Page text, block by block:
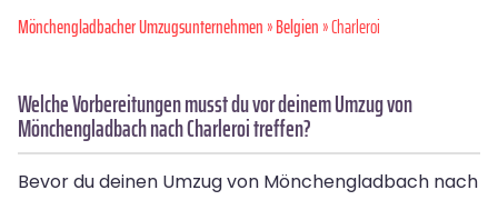
Mönchen­gladbacher Umzugsunternehmen»Belgien» Charleroi
Welche Vorbereitungen musst du vor deinem Umzug von
Mönchengladbach nach Charleroi treffen?
Bevor du deinen Umzug von Mönchengladbach nach